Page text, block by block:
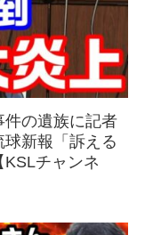
件の遺族に記者
新報「訴える
チャンネ